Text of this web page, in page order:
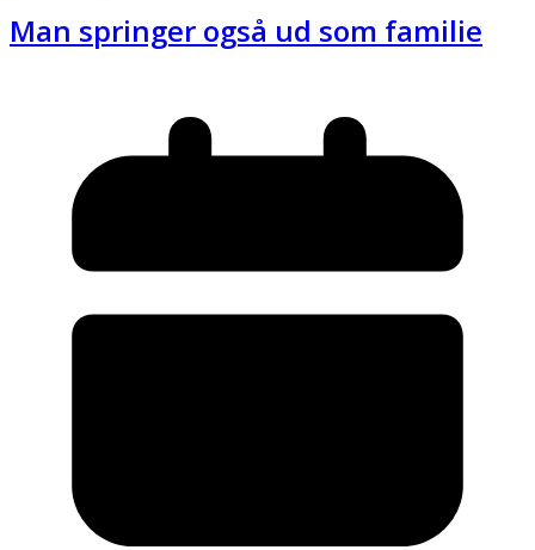
Man springer også ud som familie